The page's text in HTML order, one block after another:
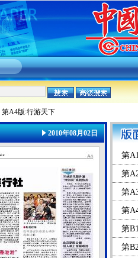
第A4版:行游天下
2010年08月02日
第
第
第
第
第
第